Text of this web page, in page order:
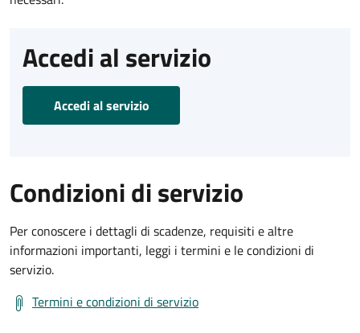
Accedi al servizio
Accedi al servizio
Condizioni di servizio
Per conoscere i dettagli di scadenze, requisiti e altre
informazioni importanti, leggi i termini e le condizioni di
servizio.
Termini e condizioni di servizio